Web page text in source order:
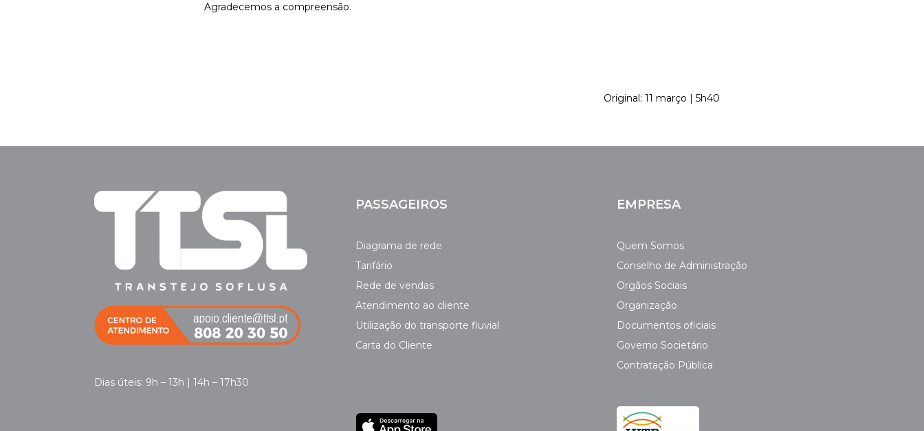
Agradecemos a compreensão.
Original: 11 março | 5h40
Dias úteis: 9h – 13h | 14h – 17h30
PASSAGEIROS
Diagrama de rede
Tarifário
Rede de vendas
Atendimento ao cliente
Utilização do transporte fluvial
Carta do Cliente
EMPRESA
Quem Somos
Conselho de Administração
Orgãos Sociais
Organização
Documentos oficiais
Governo Societário
Contratação Pública